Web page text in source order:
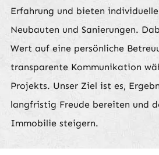
Erfahrung und bieten
Neubauten und Sanierungen.
Wert auf eine persönliche
transparente Kommunikation
Projekts. Unser Ziel ist es,
langfristig Freude bereiten und
Immobilie steigern.